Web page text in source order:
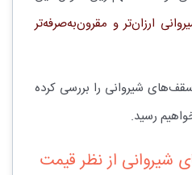
ارزان‌تر و مقرون‌به‌صرفه‌تر
شیروانی را بررسی کرده
رسید.
شیروانی از نظر قیمت